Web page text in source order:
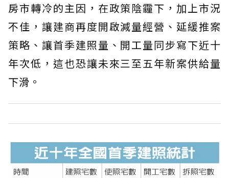
房市轉冷的主因，在政策陰霾下，加上市況
不佳，讓建商再度開啟減量經營、延緩推案
策略、讓首季建照量、開工量同步寫下近十
年次低，這也恐讓未來三至五年新案供給量
下滑。